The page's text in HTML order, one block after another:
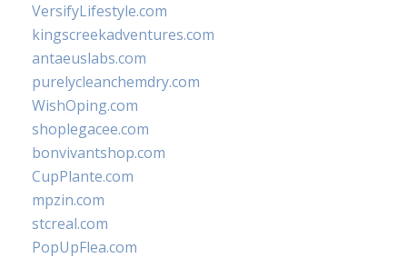
VersifyLifestyle.com
kingscreekadventures.com
antaeuslabs.com
purelycleanchemdry.com
WishOping.com
shoplegacee.com
bonvivantshop.com
CupPlante.com
mpzin.com
stcreal.com
PopUpFlea.com